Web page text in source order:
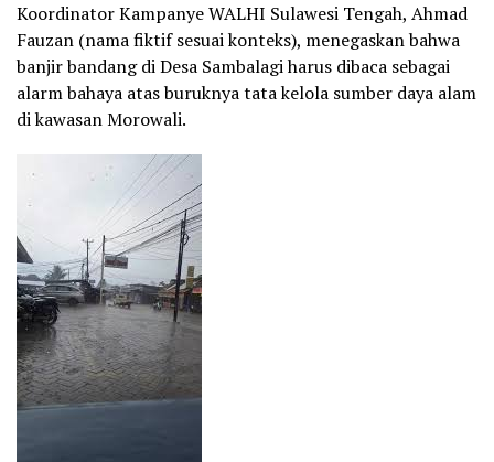
Koordinator Kampanye WALHI Sulawesi Tengah, Ahmad
Fauzan (nama fiktif sesuai konteks), menegaskan bahwa
banjir bandang di Desa Sambalagi harus dibaca sebagai
alarm bahaya atas buruknya tata kelola sumber daya alam
di kawasan Morowali.